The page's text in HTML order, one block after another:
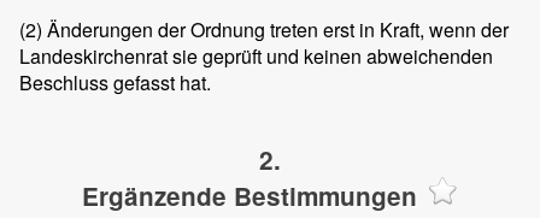
(2) Änderungen der Ordnung treten erst in Kraft, wenn der
Landeskirchenrat sie geprüft und keinen abweichenden
Beschluss gefasst hat.
2.
Ergänzende Bestimmungen